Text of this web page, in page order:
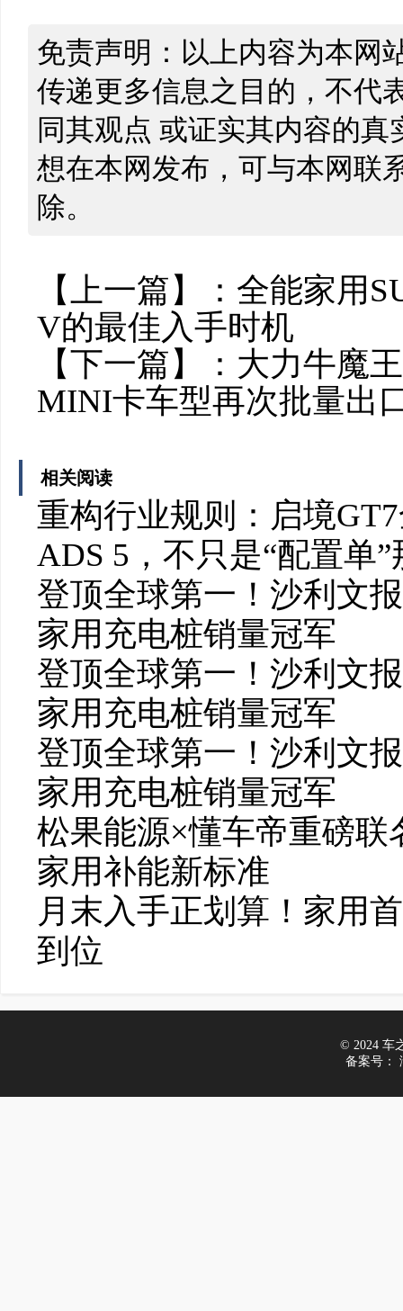
免责声明：以上内容为本网
传递更多信息之目的，不代
同其观点 或证实其内容的
想在本网发布，可与本网联
除。
【上一篇】： 全能家用
V的最佳入手时机
【下一篇】： 大力牛魔
MINI卡车型再次批量出
相关阅读
重构行业规则：启境
ADS 5，不只是“配置单
登顶全球第一！沙利文
家用充电桩销量冠军
登顶全球第一！沙利文
家用充电桩销量冠军
登顶全球第一！沙利文
家用充电桩销量冠军
松果能源×懂车帝重磅
家用补能新标准
月末入手正划算！家用
到位
© 2024 车
备案号：